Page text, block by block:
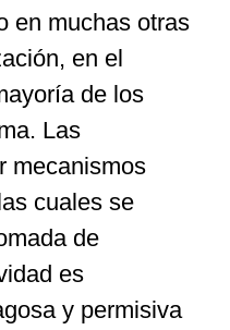
en muchas otras
en el
de los
Las
mecanismos
cuales se
de
es
y permisiva